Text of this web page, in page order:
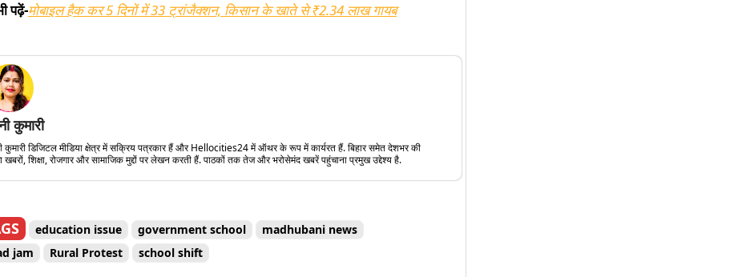
पढ़ें-मोबाइल हैक कर 5 दिनों में 33 ट्रांजैक्शन, किसान के खाते से ₹2.34 लाख गायब
कुमारी
कुमारी डिजिटल मीडिया क्षेत्र में सक्रिय पत्रकार हैं और Hellocities24 में ऑथर के रूप में कार्यरत हैं. बिहार समेत देशभर की
खबरों, शिक्षा, रोजगार और सामाजिक मुद्दों पर लेखन करती हैं. पाठकों तक तेज और भरोसेमंद खबरें पहुंचाना प्रमुख उद्देश्य है.
education issue government school
madhubani news
jam
Rural Protest school shift